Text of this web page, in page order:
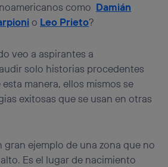
como Damián
o Leo Prieto?
veo a aspirantes a
solo historias procedentes
manera, ellos mismos se
exitosas que se usan en otras
gran ejemplo de una zona que no
Es el lugar de nacimiento